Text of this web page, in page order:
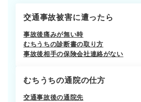
交通事故被害に遭ったら
事故後痛みが無い時
むちうちの診断書の取り方
事故後相手の保険会社連絡がない
むちうちの通院の仕方
交通事故後の通院先